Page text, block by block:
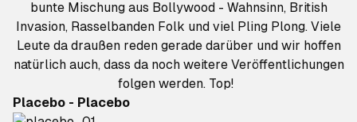
bunte Mischung aus Bollywood - Wahnsinn, British
Invasion, Rasselbanden Folk und viel Pling Plong. Viele
Leute da draußen reden gerade darüber und wir hoffen
natürlich auch, dass da noch weitere Veröffentlichungen
Placebo - Placebo